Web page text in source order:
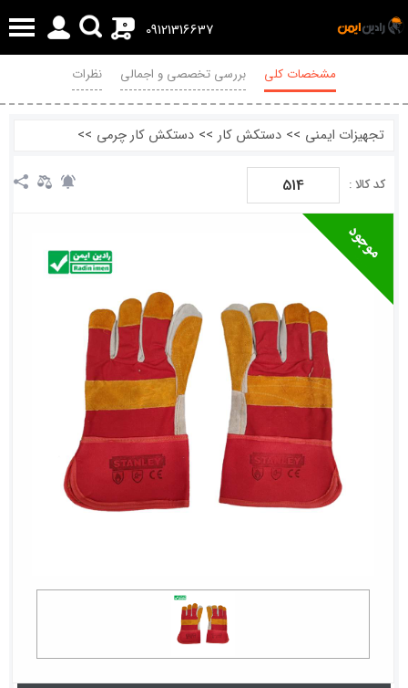
09121316637
0
مشخصات کلی بررسی تخصصی و اجمالی نظرات
تجهیزات ایمنی >> دستکش کار >> دستکش کار چرمی >>
کد کالا : 514